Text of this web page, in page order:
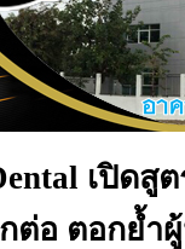
เปิดสู
ต่อ ตอกย้ำ